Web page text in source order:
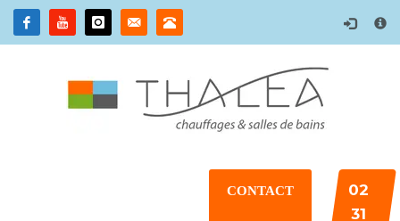
×
CONTACT
02
31